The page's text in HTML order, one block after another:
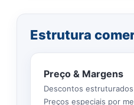
Estrutura
Preço & Margens
Descontos
Preços especiais por